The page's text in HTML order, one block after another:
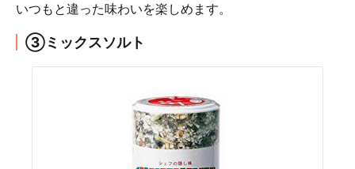
いつもと違った味わいを楽しめます。
③ミックスソルト